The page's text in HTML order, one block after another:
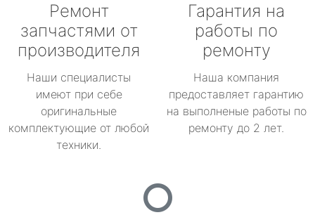
Ремонт
запчастями от
производителя
Наши специалисты
имеют при себе
оригинальные
комплектующие от любой
техники.
Гарантия на
работы по
ремонту
Наша компания
предоставляет гарантию
на выполненые работы по
ремонту до 2 лет.